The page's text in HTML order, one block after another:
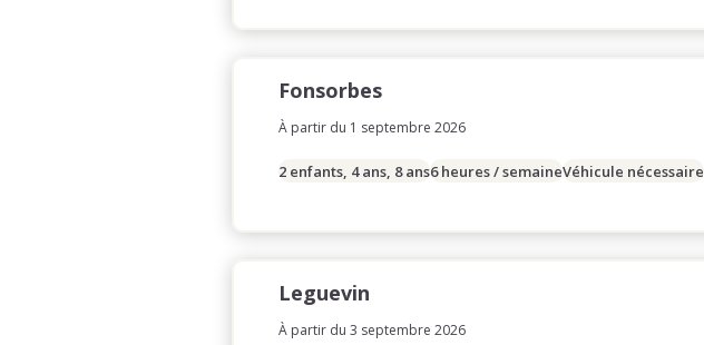
Fonsorbes
À partir du 1 septembre 2026
2 enfants, 4 ans, 8 ans6 heures / semaineVéhicule nécessaire
Leguevin
À partir du 3 septembre 2026